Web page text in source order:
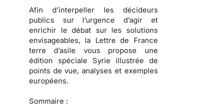
Afin d’interpeller les décideurs
publics sur l’urgence d’agir et
enrichir le débat sur les solutions
envisageables, la Lettre de France
terre d’asile vous propose une
édition spéciale Syrie illustrée de
points de vue, analyses et exemples
européens.
Sommaire :